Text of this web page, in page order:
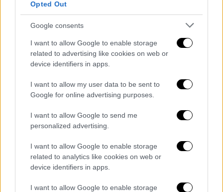
Opted Out
Google consents
I want to allow Google to enable storage
related to advertising like cookies on web or
device identifiers in apps.
I want to allow my user data to be sent to
Google for online advertising purposes.
I want to allow Google to send me
personalized advertising.
I want to allow Google to enable storage
related to analytics like cookies on web or
device identifiers in apps.
I want to allow Google to enable storage
Lifestyle|10.05.2021 15:51
YFSF: Ο Αλευράς ως Φουρέιρα με
διάφανη ολόσωμη φόρμα - Ποιος νίκησε
στη βραδιά Eurovision
Η Stefania, λίγο πριν ταξιδέψει στην
Ολλανδία και το Ρότερνταμ, έκανε μια στάση
στο «Your Face Sounds Familiar» για να
διασκευή